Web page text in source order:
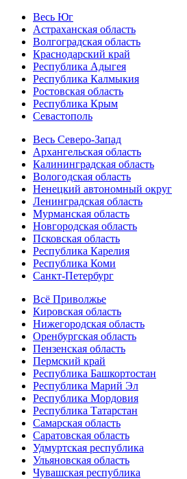
Весь Юг
Астраханская область
Волгоградская область
Краснодарский край
Республика Адыгея
Республика Калмыкия
Ростовская область
Республика Крым
Севастополь
Весь Северо-Запад
Архангельская область
Калининградская область
Вологодская область
Ненецкий автономный округ
Ленинградская область
Мурманская область
Новгородская область
Псковская область
Республика Карелия
Республика Коми
Санкт-Петербург
Всё Приволжье
Кировская область
Нижегородская область
Оренбургская область
Пензенская область
Пермский край
Республика Башкортостан
Республика Марий Эл
Республика Мордовия
Республика Татарстан
Самарская область
Саратовская область
Удмуртская республика
Ульяновская область
Чувашская республика